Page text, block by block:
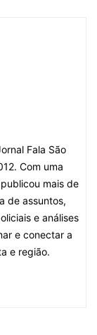
Fala São
Com uma
mais de
de assuntos,
e análises
e conectar a
e região.